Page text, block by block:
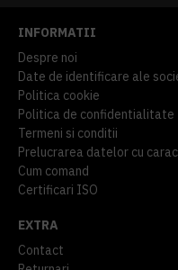
INFORMATII
Despre noi
Date de identificare ale
Politica cookie
Politica de confidentialitate
Termeni si conditii
Prelucrarea datelor cu
Cum comand
Certificari ISO
EXTRA
Contact